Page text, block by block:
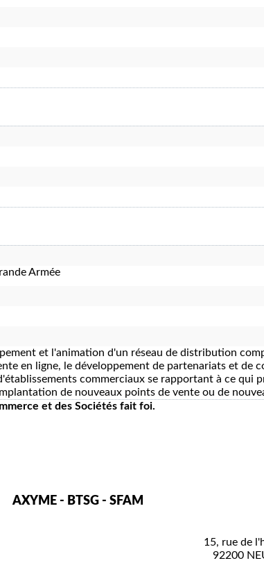
Armée
et l'animation d'un réseau de distribution
en ligne, le développement de partenariats et de
commerciaux se rapportant à ce qui
de nouveaux points de vente ou de
et des Sociétés fait foi.
AXYME - BTSG - SFAM
15, rue de
92200